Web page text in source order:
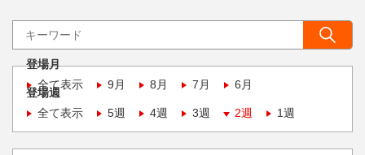
登場月
全て表示
9月 8月 7月 6月
登場週
全て表示
5週 4週 3週 2週 1週